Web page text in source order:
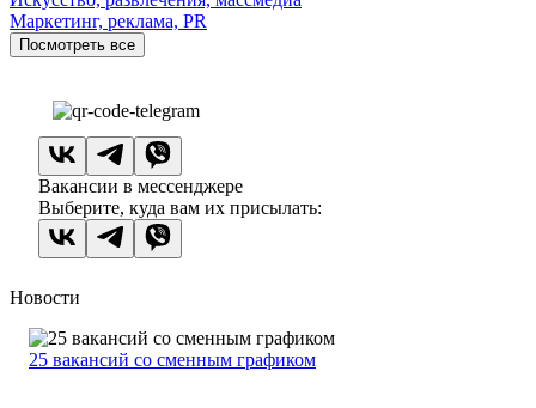
Маркетинг, реклама, PR
Посмотреть все
Вакансии в мессенджере
Выберите, куда вам их присылать:
Новости
25 вакансий со сменным графиком